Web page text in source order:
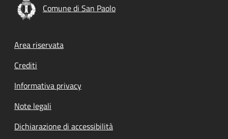
Comune di San Paolo
Footer menu
Area riservata
Crediti
Informativa privacy
Note legali
Dichiarazione di accessibilità